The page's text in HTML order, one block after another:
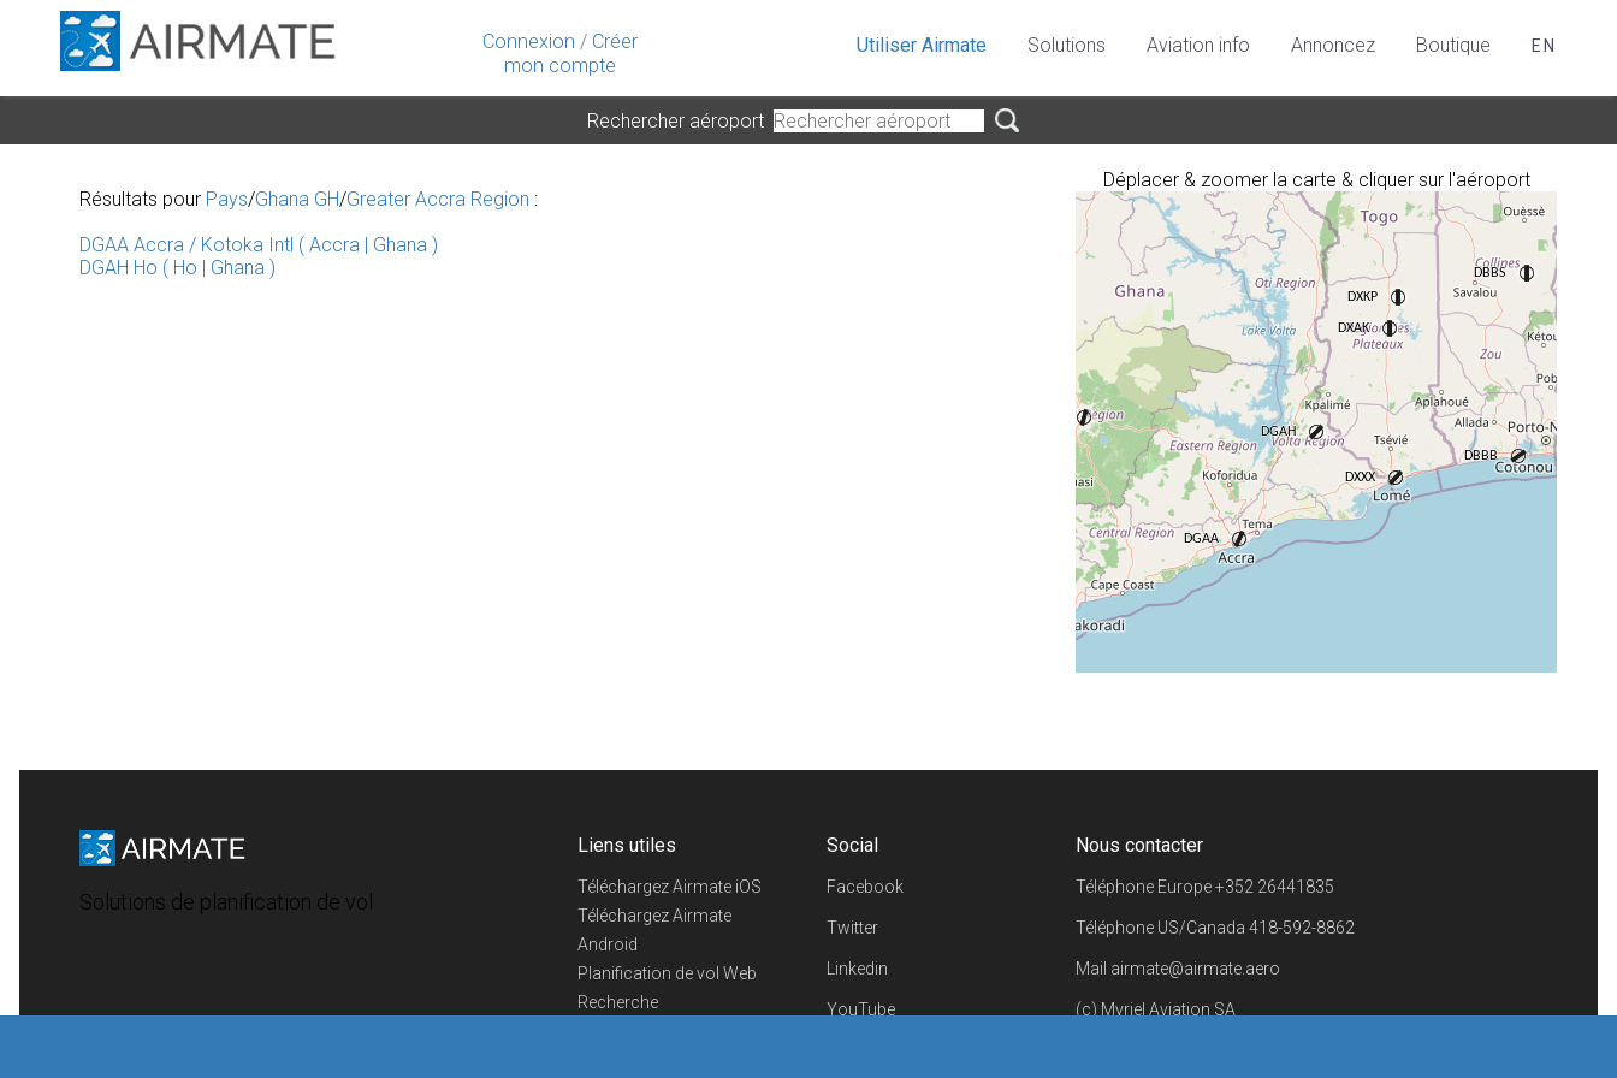
Connexion / Créer
mon compte
Utiliser Airmate Solutions Aviation info Annoncez Boutique EN
Rechercher aéroport
Déplacer & zoomer la carte & cliquer sur l'aéroport
©OpenStreetMapcontributors.
Résultats pour Pays/Ghana GH/Greater Accra Region :
DGAA Accra / Kotoka Intl ( Accra | Ghana )
DGAH Ho ( Ho | Ghana )
Solutions de planification de vol
Liens utiles
Téléchargez Airmate iOS
Téléchargez Airmate
Android
Planification de vol Web
Recherche
Social
Facebook
Twitter
Linkedin
YouTube
Nous contacter
Téléphone Europe+352 26441835
Téléphone US/Canada 418-592-8862
Mail airmate@airmate.aero
(c) Myriel Aviation SA